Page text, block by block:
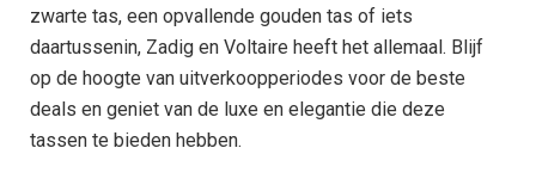
zwarte tas, een opvallende gouden tas of iets
daartussenin, Zadig en Voltaire heeft het allemaal. Blijf
op de hoogte van uitverkoopperiodes voor de beste
deals en geniet van de luxe en elegantie die deze
tassen te bieden hebben.